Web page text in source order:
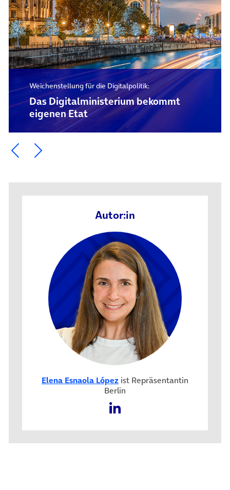
Weichenstellung für die Digitalpolitik:
Das Digital­ministerium bekommt
eigenen Etat
Ein Element zurück blättern
Ein Element weiter blättern
Autor:in
Elena Esnaola López ist Repräsentantin
Berlin